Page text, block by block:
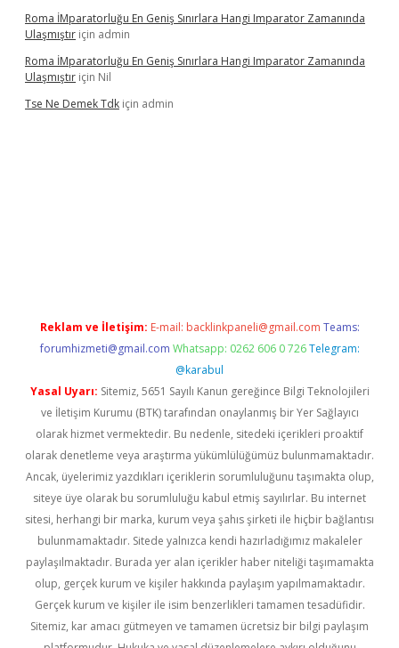
Roma İMparatorluğu En Geniş Sınırlara Hangi Imparator Zamanında
Ulaşmıştır için admin
Roma İMparatorluğu En Geniş Sınırlara Hangi Imparator Zamanında
Ulaşmıştır için Nil
Tse Ne Demek Tdk için admin
Reklam ve İletişim: E-mail: backlinkpaneli@gmail.com Teams:
forumhizmeti@gmail.com Whatsapp: 0262 606 0 726 Telegram:
@karabul
Yasal Uyarı: Sitemiz, 5651 Sayılı Kanun gereğince Bilgi Teknolojileri
ve İletişim Kurumu (BTK) tarafından onaylanmış bir Yer Sağlayıcı
olarak hizmet vermektedir. Bu nedenle, sitedeki içerikleri proaktif
olarak denetleme veya araştırma yükümlülüğümüz bulunmamaktadır.
Ancak, üyelerimiz yazdıkları içeriklerin sorumluluğunu taşımakta olup,
siteye üye olarak bu sorumluluğu kabul etmiş sayılırlar. Bu internet
sitesi, herhangi bir marka, kurum veya şahıs şirketi ile hiçbir bağlantısı
bulunmamaktadır. Sitede yalnızca kendi hazırladığımız makaleler
paylaşılmaktadır. Burada yer alan içerikler haber niteliği taşımamakta
olup, gerçek kurum ve kişiler hakkında paylaşım yapılmamaktadır.
Gerçek kurum ve kişiler ile isim benzerlikleri tamamen tesadüfidir.
Sitemiz, kar amacı gütmeyen ve tamamen ücretsiz bir bilgi paylaşım